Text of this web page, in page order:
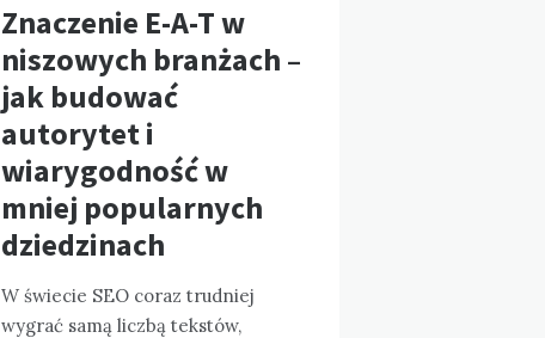
Znaczenie E-A-T w
niszowych branżach –
jak budować
autorytet i
wiarygodność w
mniej popularnych
dziedzinach
W świecie SEO coraz trudniej
wygrać samą liczbą tekstów,